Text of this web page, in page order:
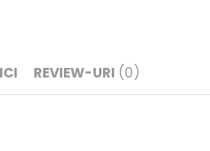
REVIEW-URI (0)